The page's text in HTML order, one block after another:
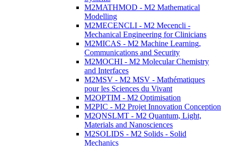
M2MATHMOD - M2 Mathematical
Modelling
M2MECENCLI - M2 Mecencli -
Mechanical Engineering for Clinicians
M2MICAS - M2 Machine Learning,
Communications and Security
M2MOCHI - M2 Molecular Chemistry
and Interfaces
M2MSV - M2 MSV - Mathématiques
pour les Sciences du Vivant
M2OPTIM - M2 Optimisation
M2PIC - M2 Projet Innovation Conception
M2QNSLMT - M2 Quantum, Light,
Materials and Nanosciences
M2SOLIDS - M2 Solids - Solid
Mechanics